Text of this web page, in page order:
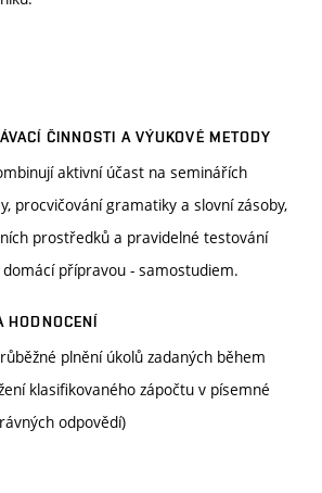
ČINNOSTI A VÝUKOVÉ METODY
aktivní účast na seminářích
procvičování gramatiky a slovní zásoby,
prostředků a pravidelné testování
přípravou - samostudiem.
HODNOCENÍ
plnění úkolů zadaných během
klasifikovaného zápočtu v písemné
odpovědí)